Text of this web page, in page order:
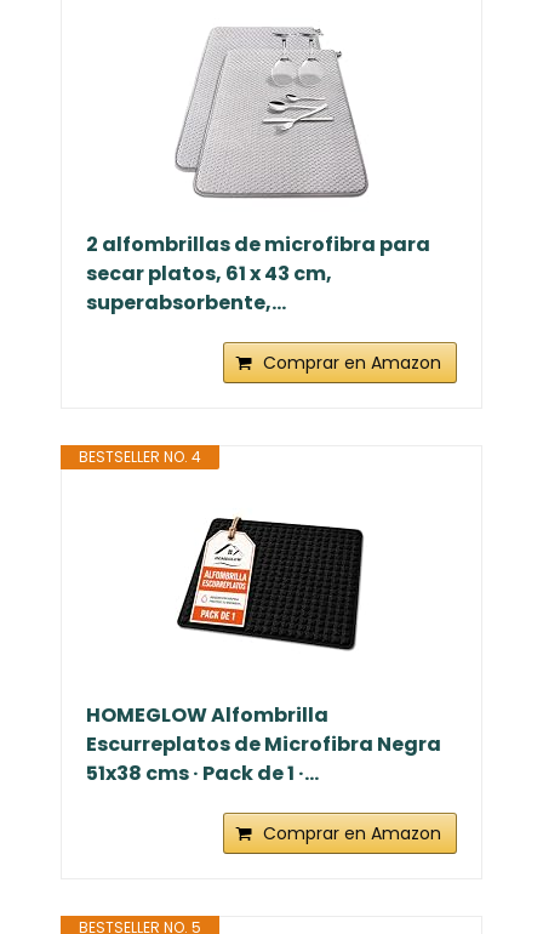
2 alfombrillas de microfibra para
secar platos, 61 x 43 cm,
superabsorbente,...
Comprar en Amazon
BESTSELLER NO. 4
HOMEGLOW Alfombrilla
Escurreplatos de Microfibra Negra
51x38 cms · Pack de 1 ·...
Comprar en Amazon
BESTSELLER NO. 5